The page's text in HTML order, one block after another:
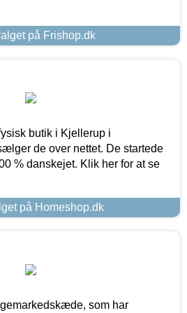
på Frishop.dk
butik i Kjellerup i
de over nettet. De startede
% danskejet. Klik her for at se
på Homeshop.dk
som har